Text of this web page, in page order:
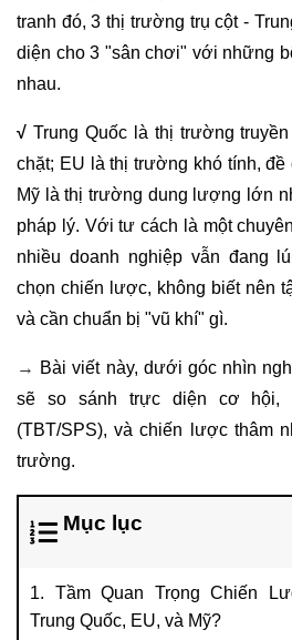
tranh đó, 3 thị trường trụ cột -
diện cho 3 "sân chơi" với những
nhau.
√ Trung Quốc là thị trường
chặt; EU là thị trường khó tính,
Mỹ là thị trường dung lượng lớn
pháp lý. Với tư cách là một
nhiều doanh nghiệp vẫn đang
chọn chiến lược, không biết nên
và cần chuẩn bị "vũ khí" gì.
→ Bài viết này, dưới góc nhìn
sẽ so sánh trực diện cơ hội,
(TBT/SPS), và chiến lược thâm
trường.
Mục lục
1. Tầm Quan Trọng Chiến
Trung Quốc, EU, và Mỹ?